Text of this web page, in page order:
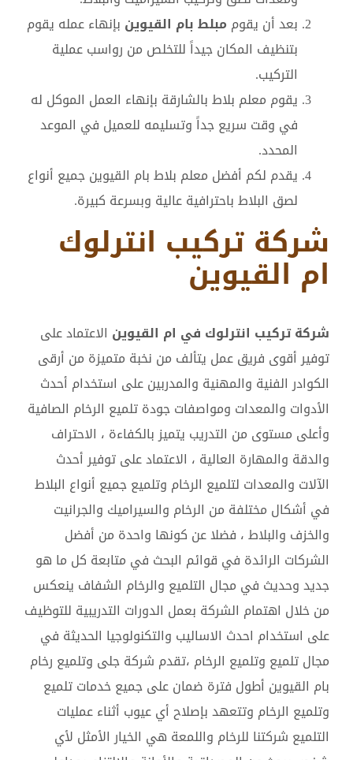
بعد أن يقوم مبلط بام القيوين بإنهاء عمله يقوم
بتنظيف المكان جيداً للتخلص من رواسب عملية
التركيب.
يقوم معلم بلاط بالشارقة بإنهاء العمل الموكل له
في وقت سريع جداً وتسليمه للعميل في الموعد
المحدد.
يقدم لكم أفضل معلم بلاط بام القيوين جميع أنواع
لصق البلاط باحترافية عالية وبسرعة كبيرة.
شركة تركيب انترلوك
ام القيوين
شركة تركيب انترلوك في ام القيوين الاعتماد على
توفير أقوى فريق عمل يتألف من نخبة متميزة من أرقى
الكوادر الفنية والمهنية والمدربين على استخدام أحدث
الأدوات والمعدات ومواصفات جودة تلميع الرخام الصافية
وأعلى مستوى من التدريب يتميز بالكفاءة ، الاحتراف
والدقة والمهارة العالية ، الاعتماد على توفير أحدث
الآلات والمعدات لتلميع الرخام وتلميع جميع أنواع البلاط
في أشكال مختلفة من الرخام والسيراميك والجرانيت
والخزف والبلاط ، فضلا عن كونها واحدة من أفضل
الشركات الرائدة في قوائم البحث في متابعة كل ما هو
جديد وحديث في مجال التلميع والرخام الشفاف ينعكس
من خلال اهتمام الشركة بعمل الدورات التدريبية للتوظيف
على استخدام احدث الاساليب والتكنولوجيا الحديثة في
مجال تلميع وتلميع الرخام ،تقدم شركة جلى وتلميع رخام
بام القيوين أطول فترة ضمان على جميع خدمات تلميع
وتلميع الرخام وتتعهد بإصلاح أي عيوب أثناء عمليات
التلميع شركتنا للرخام واللمعة هي الخيار الأمثل لأي